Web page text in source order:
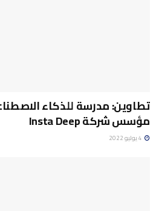
تطاوين: مدرسة للذكاء
مؤسس شركة Insta Deep